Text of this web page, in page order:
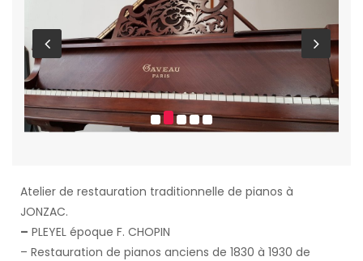
Atelier de restauration traditionnelle de pianos à
JONZAC.
– PLEYEL époque F. CHOPIN
– Restauration de pianos anciens de 1830 à 1930 de